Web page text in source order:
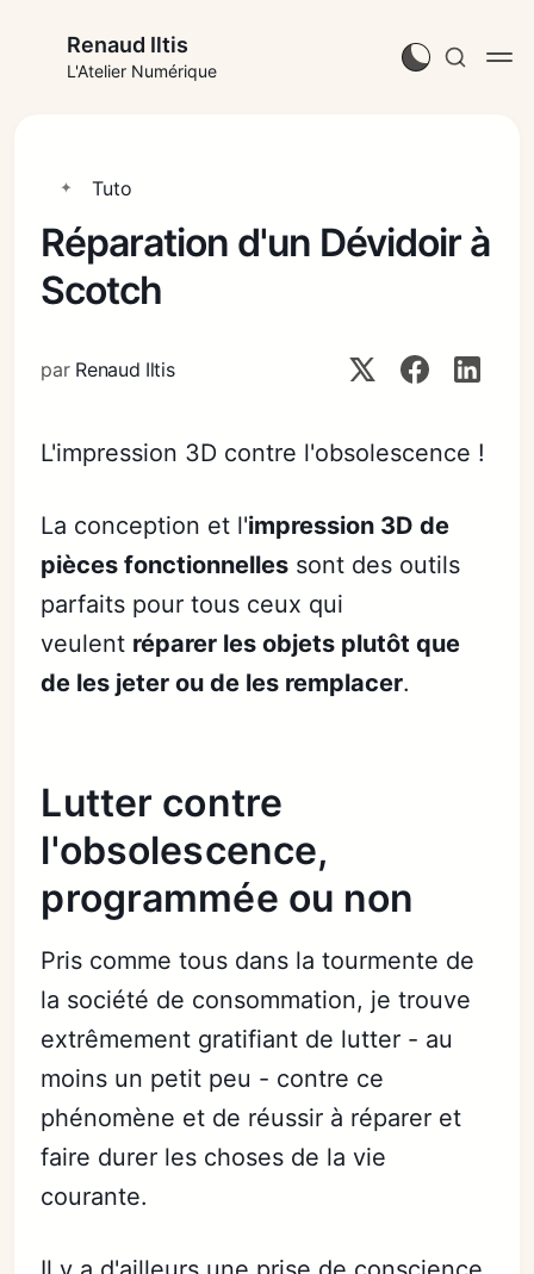
Renaud Iltis
L'Atelier Numérique
Tuto
Réparation d'un Dévidoir à
Scotch
par Renaud Iltis
L'impression 3D contre l'obsolescence !
La conception et l'impression 3D de
pièces fonctionnelles sont des outils
parfaits pour tous ceux qui
veulent réparer les objets plutôt que
de les jeter ou de les remplacer.
Lutter contre
l'obsolescence,
programmée ou non
Pris comme tous dans la tourmente de
la société de consommation, je trouve
extrêmement gratifiant de lutter - au
moins un petit peu - contre ce
phénomène et de réussir à réparer et
faire durer les choses de la vie
courante.